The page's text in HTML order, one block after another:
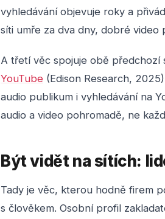
vyhledávání objevuje roky a
síti umře za dva dny, dobré video
A třetí věc spojuje obě předchozí
YouTube (Edison Research,
audio publikum i vyhledávání na
audio a video pohromadě, ne
Být vidět na sítích:
Tady je věc, kterou hodně firem
s člověkem. Osobní profil